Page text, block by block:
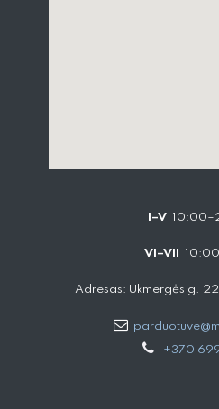
I–V
VI–VII
Adresas: Ukmergės g.
+370